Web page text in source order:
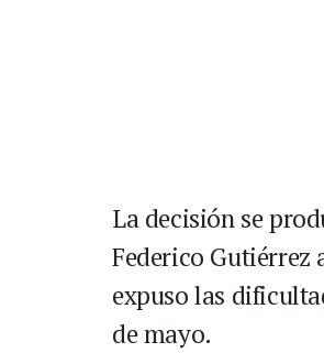
La decisión se
Federico Gutiérrez
expuso las
de mayo.